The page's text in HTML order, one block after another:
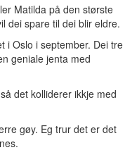
Matilda på den største
dei spare til dei blir eldre.
i Oslo i september. Dei tre
geniale jenta med
det kolliderer ikkje med
gøy. Eg trur det er det